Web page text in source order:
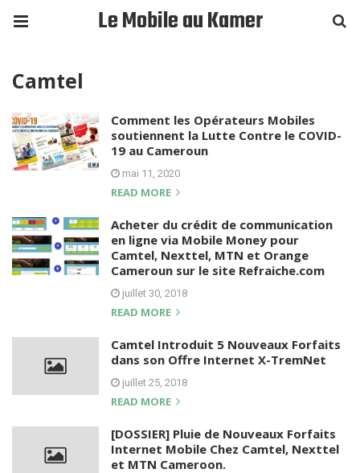
Le Mobile au Kamer
Camtel
Comment les Opérateurs Mobiles
soutiennent la Lutte Contre le COVID-
19 au Cameroun
mai 11, 2020
READ MORE
Acheter du crédit de communication
en ligne via Mobile Money pour
Camtel, Nexttel, MTN et Orange
Cameroun sur le site Refraiche.com
juillet 30, 2018
READ MORE
Camtel Introduit 5 Nouveaux Forfaits
dans son Offre Internet X-TremNet
juillet 25, 2018
READ MORE
[DOSSIER] Pluie de Nouveaux Forfaits
Internet Mobile Chez Camtel, Nexttel
et MTN Cameroon.